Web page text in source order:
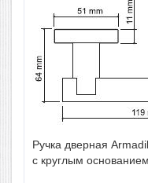
Ручка дверная
с круглым основанием